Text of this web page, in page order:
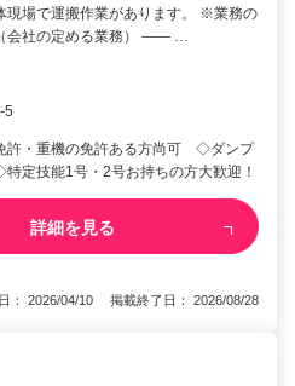
現場で運搬作業があります。 ※業務の
会社の定める業務） ―― …
5
・重機の免許ある方尚可 ◇ダンプ
定技能1号・2号お持ちの方大歓迎！
詳細を見る
： 2026/04/10 掲載終了日： 2026/08/28